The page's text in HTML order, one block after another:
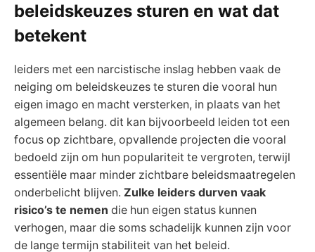
beleidskeuzes sturen en wat dat
betekent
leiders met een narcistische inslag hebben vaak de
neiging om beleidskeuzes te sturen die vooral hun
eigen imago en macht versterken, in plaats van het
algemeen belang. dit kan bijvoorbeeld leiden tot een
focus op zichtbare, opvallende projecten die vooral
bedoeld zijn om hun populariteit te vergroten, terwijl
essentiële maar minder zichtbare beleidsmaatregelen
onderbelicht blijven. Zulke leiders durven vaak
risico’s te nemen die hun eigen status kunnen
verhogen, maar die soms schadelijk kunnen zijn voor
de lange termijn stabiliteit van het beleid.